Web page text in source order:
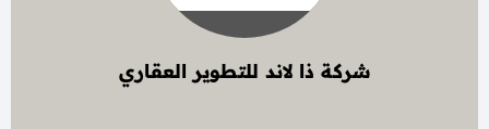
شركة ذا لاند للتطوير العقاري